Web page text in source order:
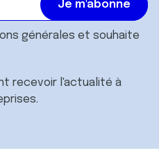
générales et souhaite
recevoir l'actualité à